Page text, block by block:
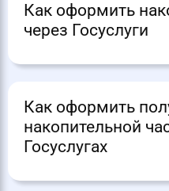
Как оформить
через Госуслуги
Как оформить
накопительной
Госуслугах